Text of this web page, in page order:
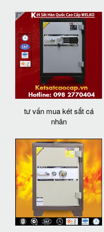
tư vấn mua két sắt cá
nhân